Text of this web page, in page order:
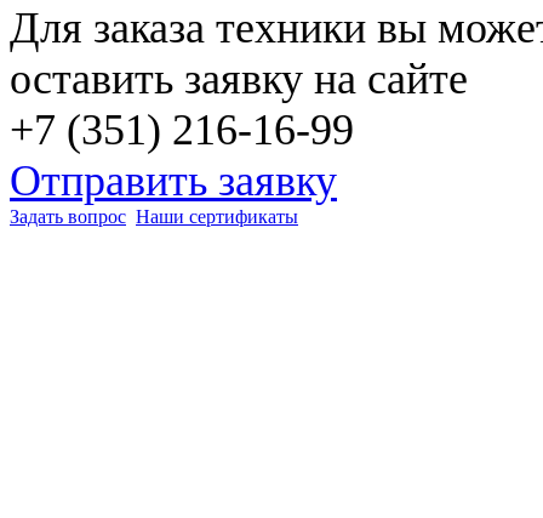
Для заказа техники вы
оставить заявку на сайте
+7 (351) 216-16-99
Отправить заявку
Задать вопрос Наши сертификаты